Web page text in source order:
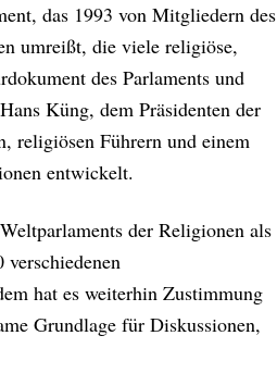
das 1993 von Mitgliedern des
umreißt, die viele religiöse,
des Parlaments und
Küng, dem Präsidenten der
religiösen Führern und einem
entwickelt.
der Religionen als
hat es weiterhin Zustimmung
Grundlage für Diskussionen,